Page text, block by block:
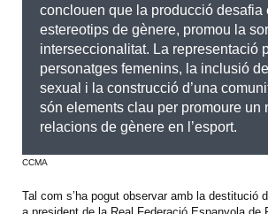
conclouen que la producció desafia
estereotips de gènere, promou la
interseccionalitat. La representació
personatges femenins, la inclusió
sexual i la construcció d’una
són elements clau per promoure un
relacions de gènere en l’esport.
CCMA
Tal com s’ha pogut observar amb la destitució